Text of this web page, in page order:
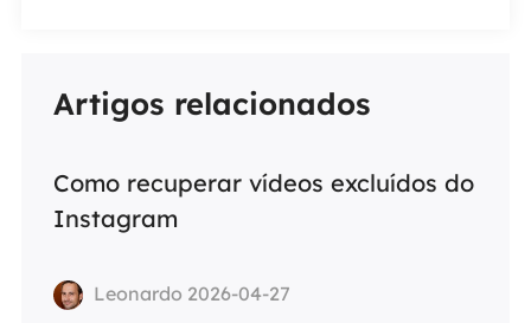
Artigos relacionados
Como recuperar vídeos excluídos do
Instagram
Leonardo 2026-04-27